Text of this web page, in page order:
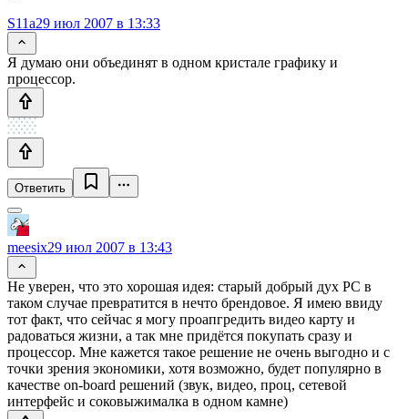
S11a29 июл 2007 в 13:33
Я думаю они объединят в одном кристале графику и
процессор.
Ответить
meesix29 июл 2007 в 13:43
Не уверен, что это хорошая идея: старый добрый дух PC в
таком случае превратится в нечто брендовое. Я имею ввиду
тот факт, что сейчас я могу проапгредить видео карту и
радоваться жизни, а так мне придётся покупать сразу и
процессор. Мне кажется такое решение не очень выгодно и с
точки зрения экономики, хотя возможно, будет популярно в
качестве on-board решений (звук, видео, проц, сетевой
интерфейс и соковыжималка в одном камне)